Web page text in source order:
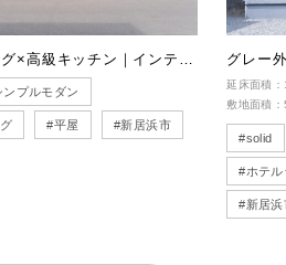
ラップサイディング×高級キッチン｜インテリア輝く平屋
#新居浜市
延床面積：117.59㎡【35.57
敷地面積：504.83㎡【152.71
#solid #シンプルモ
#平屋